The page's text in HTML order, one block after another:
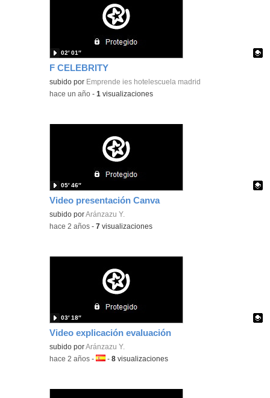
F CELEBRITY
Contenido educativo.
subido por Emprende ies hotelescuela madrid
02′ 01″
-hace un año -1 visualizaciones
Video presentación Canva
Contenido educativo.
subido porAránzazu Y.
05′ 46″
-hace 2 años -7 visualizaciones
Video explicación evaluación
Contenido educativo.
subido porAránzazu Y.
03′ 18″
-hace 2 años -Idioma:
-8 visualizaciones